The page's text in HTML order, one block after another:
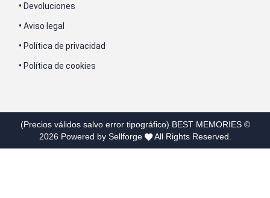
• Devoluciones
• Aviso legal
• Política de privacidad
• Política de cookies
(Precios válidos salvo error tipográfico) BEST MEMORIES©
2026 Powered by Sellforge All Rights Reserved.